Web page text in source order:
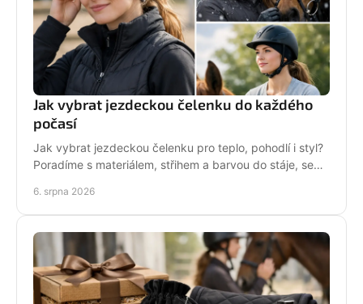
Jak vybrat jezdeckou čelenku do každého
počasí
Jak vybrat jezdeckou čelenku pro teplo, pohodlí i styl?
Poradíme s materiálem, střihem a barvou do stáje, sedla
6. srpna 2026